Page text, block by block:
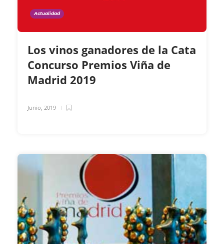
Actualidad
Los vinos ganadores de la Cata
Concurso Premios Viña de
Madrid 2019
Junio, 2019